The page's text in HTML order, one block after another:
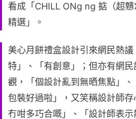
看成「CHILL ONg ng 掂（超
精選」。
美心月餅禮盒設計引來網民熱
特」、「有創意」；但亦有網
觀，「個設計亂到無晒焦點」
包裝好過啦」，又笑稱設計師
冇咁多巧合嘅」、「設計師表